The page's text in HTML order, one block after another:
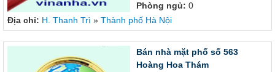
Phòng ngủ: 0
Địa chỉ: H. Thanh Trì » Thành phố Hà Nội
Bán nhà mặt phố số 563
Hoàng Hoa Thám